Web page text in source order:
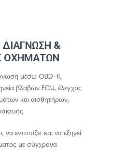
&
ΟΧΗΜΑΤΩΝ
μέσω OBD-II,
βλαβών ECU, έλεγχος
και αισθητήρων,
εντοπίζει και να εξηγεί
με σύγχρονα